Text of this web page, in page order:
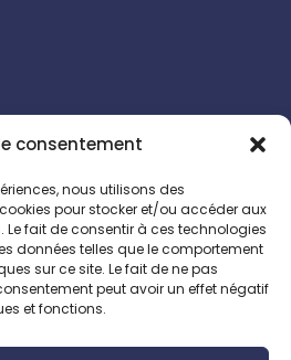
consentement
nous utilisons des
pour stocker et/ou accéder aux
fait de consentir à ces technologies
données telles que le comportement
sur ce site. Le fait de ne pas
peut avoir un effet négatif
et fonctions.